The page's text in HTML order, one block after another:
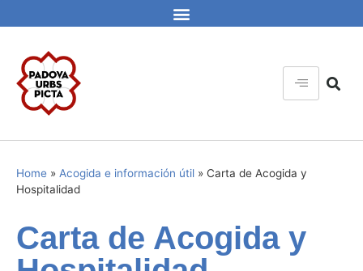
Home » Acogida e información útil » Carta de Acogida y
Hospitalidad
Carta de Acogida y